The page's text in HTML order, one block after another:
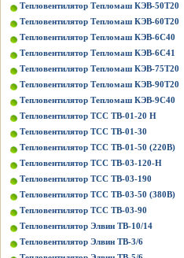
Тепловентилятор Тепломаш КЭВ-50Т20
Тепловентилятор Тепломаш КЭВ-60Т20
Тепловентилятор Тепломаш КЭВ-6С40
Тепловентилятор Тепломаш КЭВ-6С41
Тепловентилятор Тепломаш КЭВ-75Т20
Тепловентилятор Тепломаш КЭВ-90Т20
Тепловентилятор Тепломаш КЭВ-9С40
Тепловентилятор ТСС ТВ-01-20 Н
Тепловентилятор ТСС ТВ-01-30
Тепловентилятор ТСС ТВ-01-50 (220В)
Тепловентилятор ТСС ТВ-03-120-Н
Тепловентилятор ТСС ТВ-03-190
Тепловентилятор ТСС ТВ-03-50 (380В)
Тепловентилятор ТСС ТВ-03-90
Тепловентилятор Элвин ТВ-10/14
Тепловентилятор Элвин ТВ-3/6